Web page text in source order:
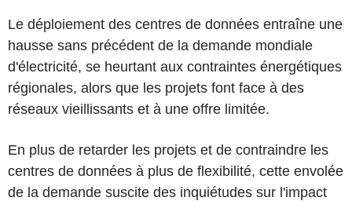
Le déploiement des centres de données entraîne une
hausse sans précédent de la demande mondiale
d'électricité, se heurtant aux contraintes énergétiques
régionales, alors que les projets font face à des
réseaux vieillissants et à une offre limitée.
En plus de retarder les projets et de contraindre les
centres de données à plus de flexibilité, cette envolée
de la demande suscite des inquiétudes sur l'impact